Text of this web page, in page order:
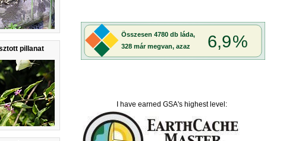
pillanat
I have earned GSA's highest level: